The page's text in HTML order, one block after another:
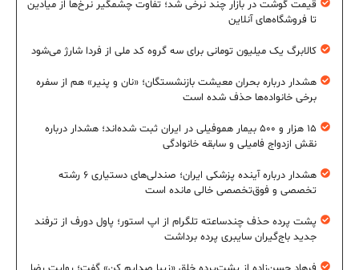
قیمت گوشت در بازار چند نرخی شد؛ تفاوت چشمگیر نرخ‌ها از میادین
تا فروشگاه‌های آنلاین
کالابرگ یک میلیون تومانی برای سه گروه کد ملی از فردا شارژ می‌شود
هشدار درباره بحران معیشت بازنشستگان؛ «نان و پنیر» هم از سفره
برخی خانواده‌ها حذف شده است
۱۵ هزار و ۵۰۰ بیمار هموفیلی در ایران ثبت شده‌اند؛ هشدار درباره
نقش ازدواج فامیلی و سابقه خانوادگی
هشدار درباره آینده پزشکی ایران؛ صندلی‌های دستیاری ۶ رشته
تخصصی و فوق‌تخصصی خالی مانده است
پشت پرده حذف چندساعته تلگرام از اپ استور؛ پاول دورف از ترفند
جدید باج‌گیران سایبری پرده برداشت